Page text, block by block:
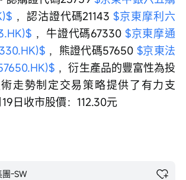
，認沽證代碼21143 $京東摩利六
，牛證代碼67330 $京東摩通
，熊證代碼57650 $京東法
，衍生產品的豐富性為投
走勢制定交易策略提供了有力支
日收市股價：112.30元
團-SW